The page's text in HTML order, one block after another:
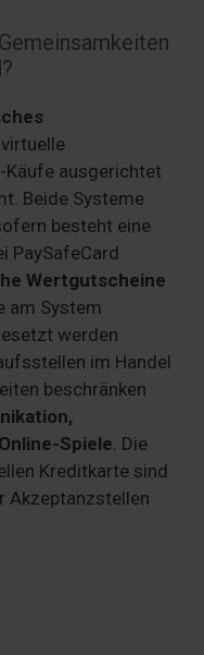
ausgerichtet
Beide Systeme
besteht eine
PaySafeCard
Wertgutscheine
am System
werden
im Handel
beschränken
Spiele. Die
Kreditkarte sind
Akzeptanzstellen